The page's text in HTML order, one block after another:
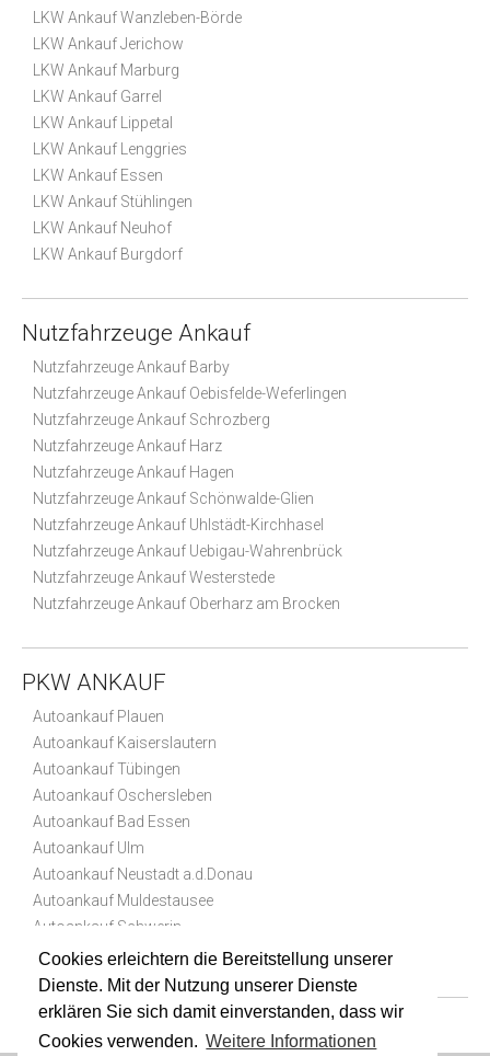
Cookies erleichtern die Bereitstellung unserer
Dienste. Mit der Nutzung unserer Dienste
erklären Sie sich damit einverstanden, dass wir
Cookies verwenden. Weitere Informationen
LKW Ankauf Wanzleben-Börde
LKW Ankauf Jerichow
LKW Ankauf Marburg
LKW Ankauf Garrel
LKW Ankauf Lippetal
LKW Ankauf Lenggries
LKW Ankauf Essen
LKW Ankauf Stühlingen
LKW Ankauf Neuhof
LKW Ankauf Burgdorf
Nutzfahrzeuge Ankauf
Nutzfahrzeuge Ankauf Barby
Nutzfahrzeuge Ankauf Oebisfelde-Weferlingen
Nutzfahrzeuge Ankauf Schrozberg
Nutzfahrzeuge Ankauf Harz
Nutzfahrzeuge Ankauf Hagen
Nutzfahrzeuge Ankauf Schönwalde-Glien
Nutzfahrzeuge Ankauf Uhlstädt-Kirchhasel
Nutzfahrzeuge Ankauf Uebigau-Wahrenbrück
Nutzfahrzeuge Ankauf Westerstede
Nutzfahrzeuge Ankauf Oberharz am Brocken
PKW ANKAUF
Autoankauf Plauen
Autoankauf Kaiserslautern
Autoankauf Tübingen
Autoankauf Oschersleben
Autoankauf Bad Essen
Autoankauf Ulm
Autoankauf Neustadt a.d.Donau
Autoankauf Muldestausee
Autoankauf Schwerin
Autoankauf Chorin